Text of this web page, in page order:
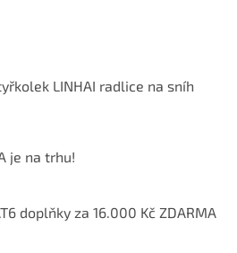
LINHAI radlice na sníh
je na trhu!
doplňky za 16.000 Kč ZDARMA